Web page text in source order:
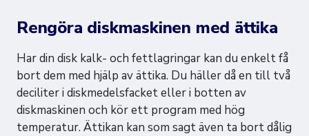
Rengöra diskmaskinen med ättika
Har din disk kalk- och fettlagringar kan du enkelt få
bort dem med hjälp av ättika. Du häller då en till två
deciliter i diskmedelsfacket eller i botten av
diskmaskinen och kör ett program med hög
temperatur. Ättikan kan som sagt även ta bort dålig